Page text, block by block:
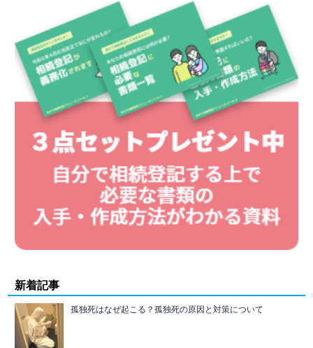
新着記事
孤独死はなぜ起こる？孤独死の原因と対策について